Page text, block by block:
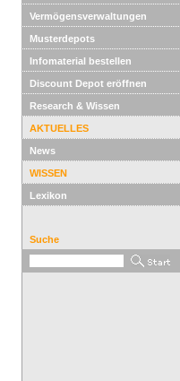
Vermögensverwaltungen
Musterdepots
Infomaterial bestellen
Discount Depot eröffnen
Research & Wissen
AKTUELLES
News
WISSEN
Lexikon
Suche